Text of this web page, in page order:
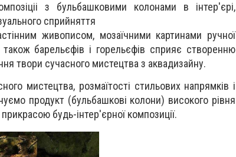
з бульбашковими колонами в інтер'єрі,
сприйняття
живописом, мозаїчними картинами ручної
барельєфів і горельєфів сприяє створенню
твори сучасного мистецтва з аквадизайну.
мистецтва, розмаїтості стильових напрямків і
продукт (бульбашкові колони) високого рівня
будь-інтер'єрної композиції.